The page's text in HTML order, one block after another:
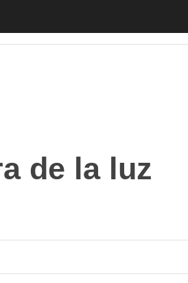
de la luz